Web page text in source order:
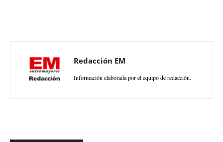
Redacción EM
Información elaborada por el equipo de redacción.